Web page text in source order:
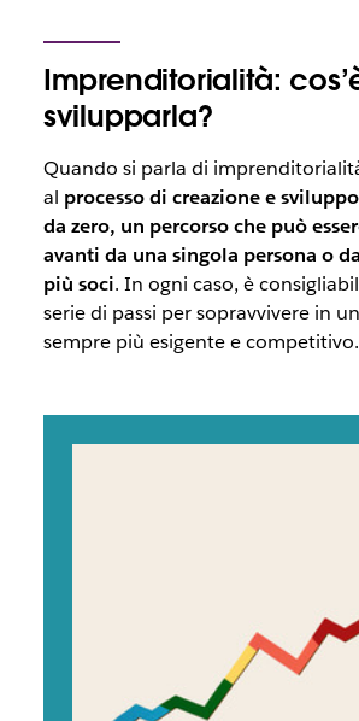
Imprenditorialità:
svilupparla?
Quando si parla di
al processo di creazione e
da zero, un percorso che può
avanti da una singola persona o
più soci. In ogni caso, è
serie di passi per sopravvivere in
sempre più esigente e competitivo.